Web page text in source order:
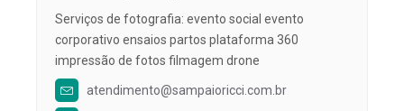
Serviços de fotografia: evento social evento
corporativo ensaios partos plataforma 360
impressão de fotos filmagem drone
atendimento@sampaioricci.com.br